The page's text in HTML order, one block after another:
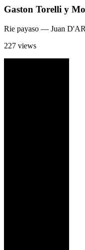
Gaston Torelli y
Rie payaso — Juan
227 views